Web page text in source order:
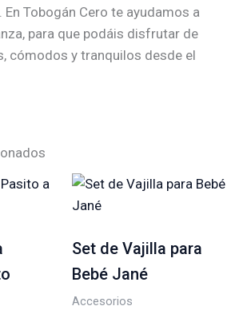
Tobogán Cero te ayudamos a
para que podáis disfrutar de
cómodos y tranquilos desde el
Set de Vajilla para
Bebé Jané
Accesorios